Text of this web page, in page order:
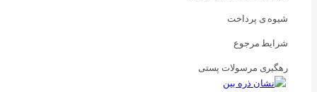
شیوه ی پرداخت
شرایط مرجوع
رهگیری مرسولات پستی